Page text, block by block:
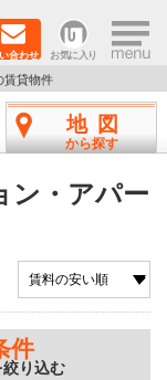
合わせ お気に入り ×
賃貸物件
地図
から探す
ン・アパー
件
絞り込む